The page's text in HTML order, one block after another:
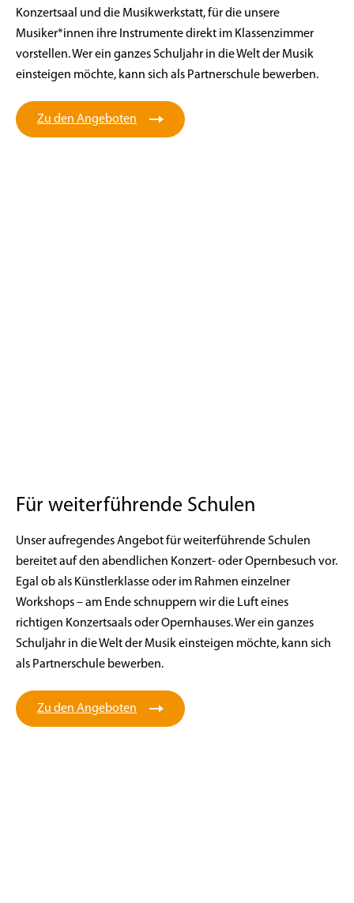
Konzertsaal und die Musikwerkstatt, für die unsere
Musiker*innen ihre Instrumente direkt im Klassenzimmer
vorstellen. Wer ein ganzes Schuljahr in die Welt der Musik
einsteigen möchte, kann sich als Partnerschule bewerben.
Zu den Angeboten
Für weiterführende Schulen
Unser aufregendes Angebot für weiterführende Schulen
bereitet auf den abendlichen Konzert- oder Opernbesuch vor.
Egal ob als Künstlerklasse oder im Rahmen einzelner
Workshops – am Ende schnuppern wir die Luft eines
richtigen Konzertsaals oder Opernhauses. Wer ein ganzes
Schuljahr in die Welt der Musik einsteigen möchte, kann sich
als Partnerschule bewerben.
Zu den Angeboten